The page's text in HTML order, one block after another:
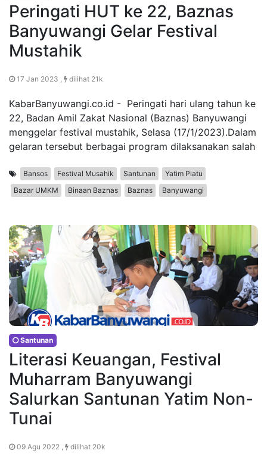
Peringati HUT ke 22, Baznas
Banyuwangi Gelar Festival
Mustahik
17 Jan 2023 , dilihat 21k
KabarBanyuwangi.co.id - Peringati hari ulang tahun ke
22, Badan Amil Zakat Nasional (Baznas) Banyuwangi
menggelar festival mustahik, Selasa (17/1/2023).Dalam
gelaran tersebut berbagai program dilaksanakan salah
Bansos Festival Musahik Santunan
Yatim Piatu
Bazar UMKM
Binaan Baznas Baznas Banyuwangi
Santunan
Literasi Keuangan, Festival
Muharram Banyuwangi
Salurkan Santunan Yatim Non-
Tunai
09 Agu 2022 , dilihat 20k